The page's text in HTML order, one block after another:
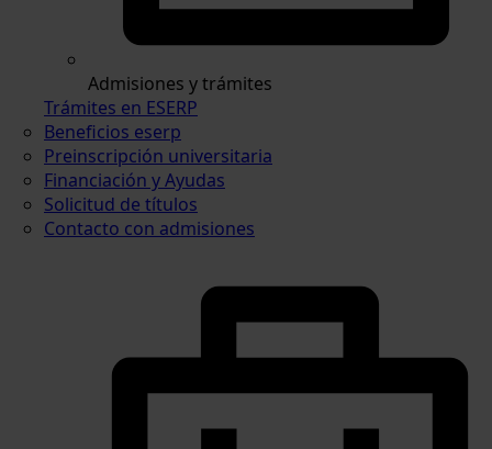
Admisiones y trámites
Trámites en ESERP
Beneficios eserp
Preinscripción universitaria
Financiación y Ayudas
Solicitud de títulos
Contacto con admisiones